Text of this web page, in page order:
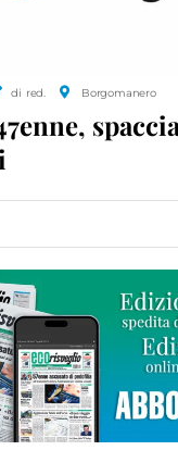
di red. Borgomanero